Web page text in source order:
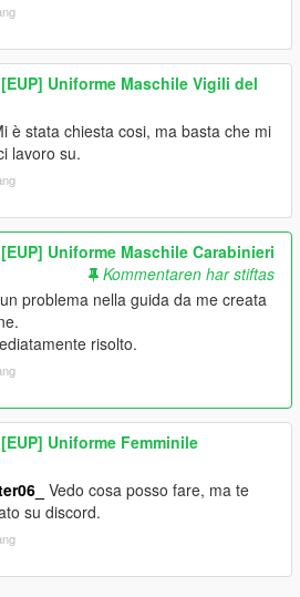
[EUP] Uniforme Maschile Vigili del
è stata chiesta cosi, ma basta che mi
lavoro su.
[EUP] Uniforme Maschile Carabinieri
Kommentaren har stiftas
problema nella guida da me creata
risolto.
[EUP] Uniforme Femminile
Vedo cosa posso fare, ma te
su discord.